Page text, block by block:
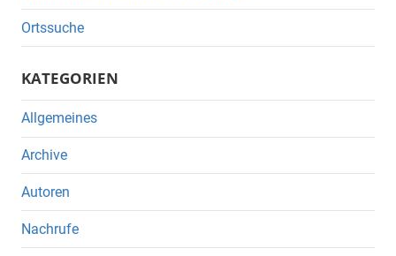
Ortssuche
KATEGORIEN
Allgemeines
Archive
Autoren
Nachrufe